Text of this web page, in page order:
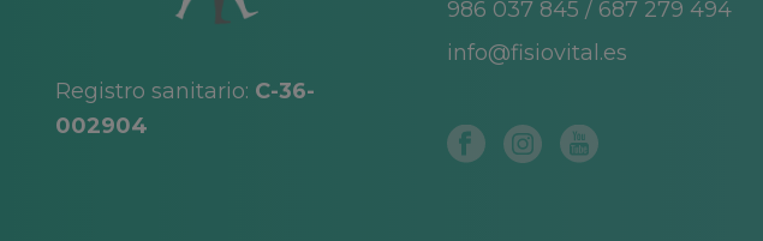
Registro sanitario: C-36-
002904
986 037 845 / 687 279 494
info@fisiovital.es